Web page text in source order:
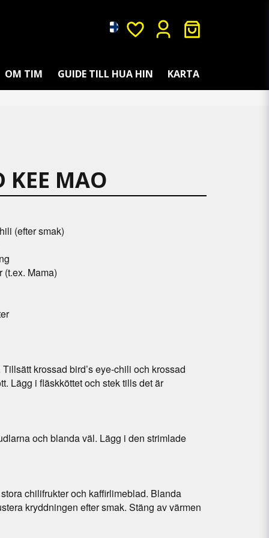
OM TIM GUIDE TILL HUA HIN KARTA
KEE MAO
(efter smak)
Mama)
krossad bird’s eye-chili och krossad
Lägg i fläskköttet och stek tills det är
och blanda väl. Lägg i den strimlade
chilifrukter och kaffirlimeblad. Blanda
kryddningen efter smak. Stäng av värmen